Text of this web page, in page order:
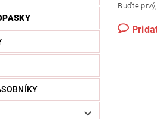
Buďte